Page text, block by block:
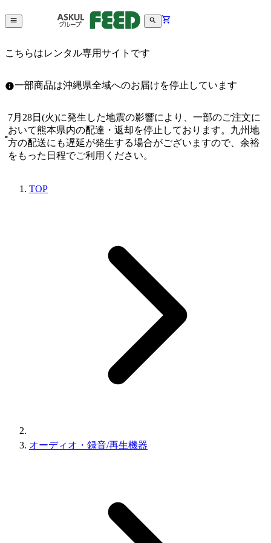
こちらはレンタル専用サイトです
一部商品は沖縄県全域へのお届けを停止しています
7月28日(火)に発生した地震の影響により、一部のご注文に
おいて熊本県内の配達・返却を停止しております。九州地
方の配送にも遅延が発生する場合がございますので、余裕
をもった日程でご利用ください。
TOP
オーディオ・録音/再生機器